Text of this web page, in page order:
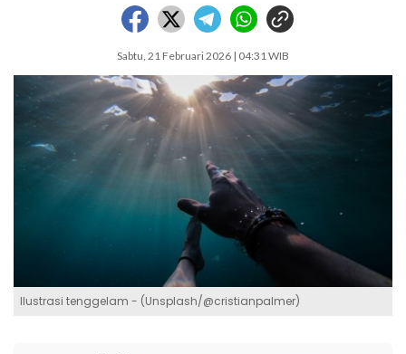
Sabtu, 21 Februari 2026 | 04:31 WIB
Ilustrasi tenggelam - (Unsplash/@cristianpalmer)